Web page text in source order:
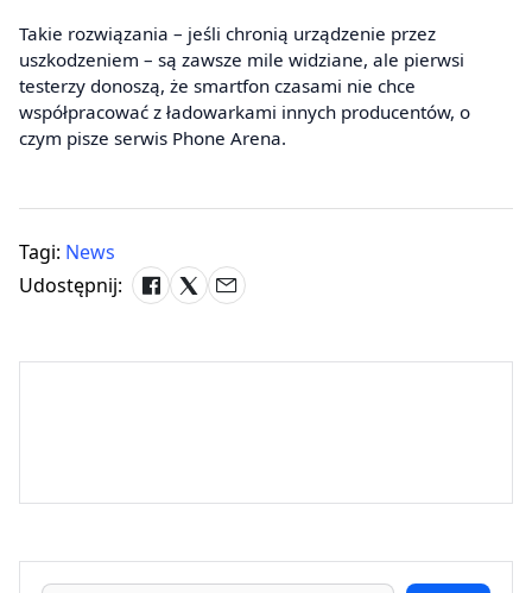
Takie rozwiązania – jeśli chronią urządzenie przez
uszkodzeniem – są zawsze mile widziane, ale pierwsi
testerzy donoszą, że smartfon czasami nie chce
współpracować z ładowarkami innych producentów, o
czym pisze serwis Phone Arena.
Tagi: News
Udostępnij: